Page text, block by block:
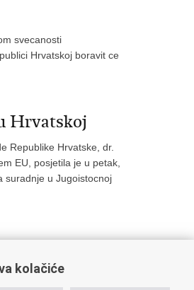
svecanosti
Hrvatskoj boravit ce
Hrvatskoj
Republike Hrvatske, dr.
EU, posjetila je u petak,
suradnje u Jugoistocnoj
» »»
kolačiće